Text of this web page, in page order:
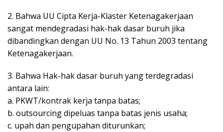
2. Bahwa UU Cipta Kerja-Klaster Ketenagakerjaan
sangat mendegradasi hak-hak dasar buruh jika
dibandingkan dengan UU No. 13 Tahun 2003 tentang
Ketenagakerjaan.
3. Bahwa Hak-hak dasar buruh yang terdegradasi
antara lain:
a. PKWT/kontrak kerja tanpa batas;
b. outsourcing dipeluas tanpa batas jenis usaha;
c. upah dan pengupahan diturunkan;